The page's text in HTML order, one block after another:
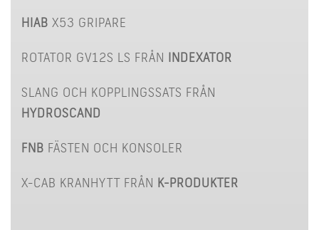
HIAB X53 GRIPARE
ROTATOR GV12S LS FRÅN INDEXATOR
SLANG OCH KOPPLINGSSATS FRÅN
HYDROSCAND
FNB FÄSTEN OCH KONSOLER
X-CAB KRANHYTT FRÅN K-PRODUKTER